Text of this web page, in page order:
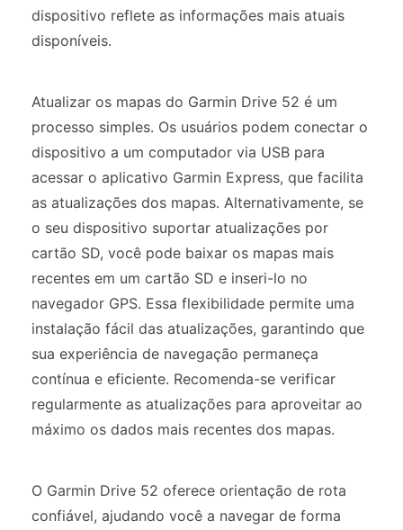
dispositivo reflete as informações mais atuais
disponíveis.
Atualizar os mapas do Garmin Drive 52 é um
processo simples. Os usuários podem conectar o
dispositivo a um computador via USB para
acessar o aplicativo Garmin Express, que facilita
as atualizações dos mapas. Alternativamente, se
o seu dispositivo suportar atualizações por
cartão SD, você pode baixar os mapas mais
recentes em um cartão SD e inseri-lo no
navegador GPS. Essa flexibilidade permite uma
instalação fácil das atualizações, garantindo que
sua experiência de navegação permaneça
contínua e eficiente. Recomenda-se verificar
regularmente as atualizações para aproveitar ao
máximo os dados mais recentes dos mapas.
O Garmin Drive 52 oferece orientação de rota
confiável, ajudando você a navegar de forma